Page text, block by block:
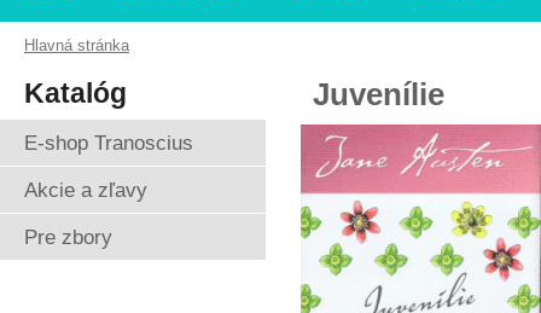
Juvenílie
Katalóg
E-shop Tranoscius
Akcie a zľavy
Pre zbory
Hlavná stránka